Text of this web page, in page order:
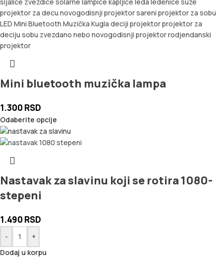
Mini bluetooth muzička lampa
1.300 RSD
Odaberite opcije
Nastavak za slavinu koji se rotira 1080-
stepeni
1.490 RSD
-
+
Dodaj u korpu